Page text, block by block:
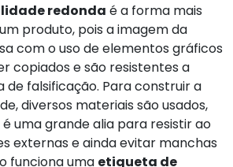
redonda é a forma mais
produto, pois a imagem da
com o uso de elementos gráficos
copiados e são resistentes a
falsificação. Para construir a
diversos materiais são usados,
uma grande alia para resistir ao
externas e ainda evitar manchas
funciona uma etiqueta de